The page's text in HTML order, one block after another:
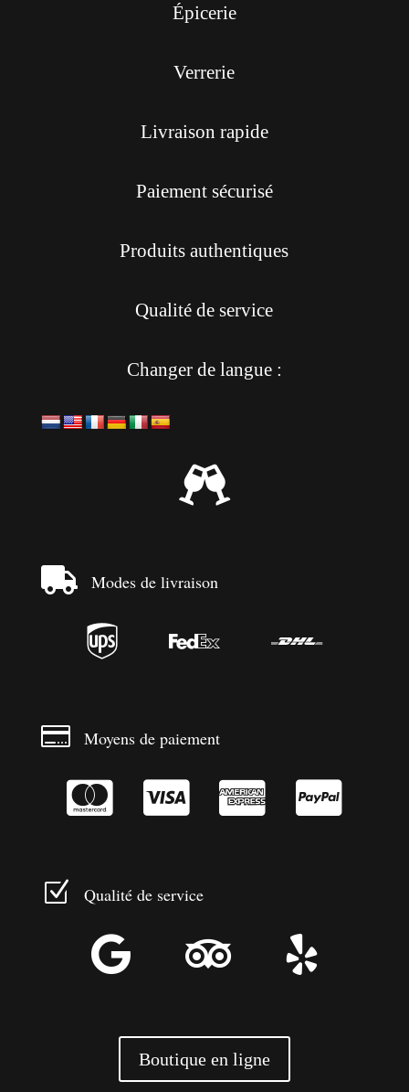
Épicerie
Verrerie
Livraison rapide
Paiement sécurisé
Produits authentiques
Qualité de service
Changer de langue :

 Modes de livraison
  
 Moyens de paiement
   
Z Qualité de service
  
Boutique en ligne